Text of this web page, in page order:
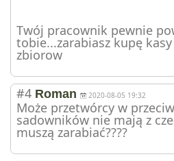
Twój pracownik pewnie
tobie...zarabiasz kupę
zbiorow
#4 Roman 2020-08-05 19:32
Może przetwórcy w
sadowników nie mają z
muszą zarabiać????